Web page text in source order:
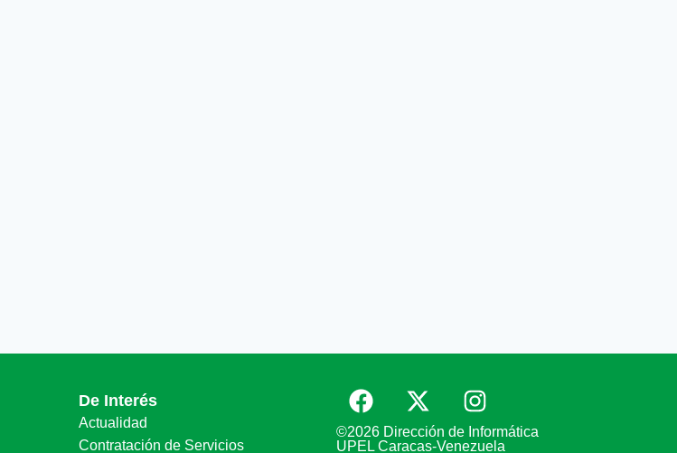
De Interés
Actualidad
Contratación de Servicios
©2026 Dirección de Informática
UPEL Caracas-Venezuela